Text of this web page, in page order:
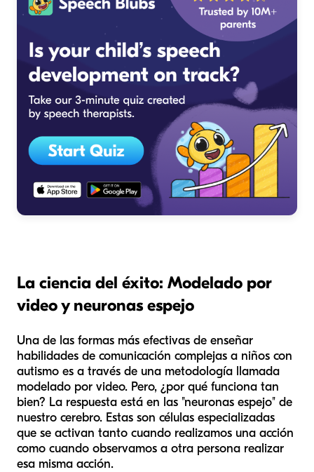
La ciencia del éxito: Modelado por
video y neuronas espejo
Una de las formas más efectivas de enseñar
habilidades de comunicación complejas a niños con
autismo es a través de una metodología llamada
modelado por video. Pero, ¿por qué funciona tan
bien? La respuesta está en las "neuronas espejo" de
nuestro cerebro. Estas son células especializadas
que se activan tanto cuando realizamos una acción
como cuando observamos a otra persona realizar
esa misma acción.